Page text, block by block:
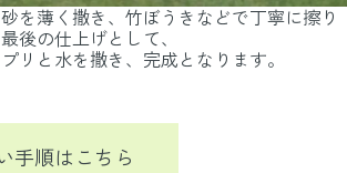
を薄く撒き、竹ぼうきなどで丁寧に擦り
後の仕上げとして、
リと水を撒き、完成となります。
手順はこちら